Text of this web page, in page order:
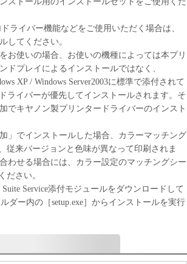
12.212 and 48 C.F.R. 227.7202-1 through
End Users shall acquire the Software
Manufacturer is Canon Inc./30-2,
Tokyo 146-8501, Japan.
とは、本契約書中で定義される「本ソフ
ものとします。
はその一部が法律により無効であると決定さ
完全に有効に存続するものとします。
ライバー機能などをご使用いただく場合は、
してください。
お使いの場合、お使いの機種によっては本プリ
ドプレイによるインストールではなく、
XP / Windows Server2003に標準で添付されて
ライバーが優先してインストールされます。そ
でキヤノン製プリンタードライバーのインスト
」でインストールした場合、カラーマッチング
従来バージョンと色味が異なって印刷されま
わせる場合には、カラー設定のマッチングシー
ださい。
Service添付モジュールをダウンロードして
ダー内の［setup.exe］からインストールを実行